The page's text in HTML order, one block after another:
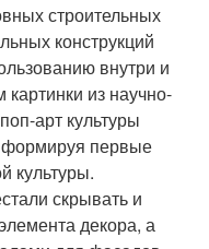
строительных
конструкций
внутри и
из научно-
арт культуры
формируя первые
культуры.
скрывать и
декора, а